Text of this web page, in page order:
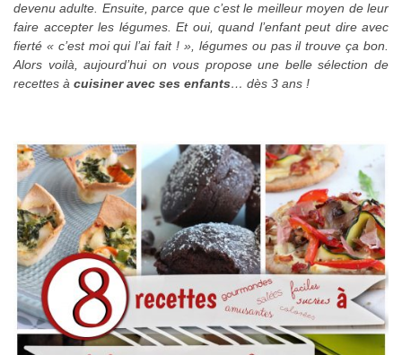
devenu adulte. Ensuite, parce que c’est le meilleur moyen de leur
faire accepter les légumes. Et oui, quand l’enfant peut dire avec
fierté « c’est moi qui l’ai fait ! », légumes ou pas il trouve ça bon.
Alors voilà, aujourd’hui on vous propose une belle sélection de
recettes à cuisiner avec ses enfants… dès 3 ans !